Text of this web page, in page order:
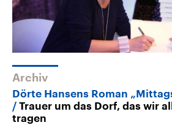
Archiv
Dörte Hansens Roman
Trauer um das Dorf, das wir
tragen